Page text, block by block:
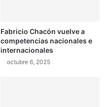
Fabricio Chacón vuelve a
competencias nacionales e
internacionales
octubre 6, 2025